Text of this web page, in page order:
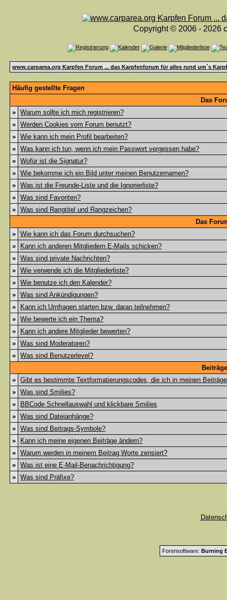
Copyright © 2006 - 2026
www.carparea.org Karpfen Forum ... das Karpfenforum für alles rund um`s
Häufig gestellte Fragen
Das
» Warum sollte ich mich registrieren?
» Werden Cookies vom Forum benutzt?
» Wie kann ich mein Profil bearbeiten?
» Was kann ich tun, wenn ich mein Passwort vergessen habe?
» Wofür ist die Signatur?
» Wie bekomme ich ein Bild unter meinen Benutzernamen?
» Was ist die Freunde-Liste und die Ignorierliste?
» Was sind Favoriten?
» Was sind Rangtitel und Rangzeichen?
Das
» Wie kann ich das Forum durchsuchen?
»
Kann ich anderen Mitgliedern E-Mails schicken?
» Was sind private Nachrichten?
» Wie verwende ich die Mitgliederliste?
» Wie benutze ich den Kalender?
» Was sind Ankündigungen?
»
Kann ich Umfragen starten bzw. daran teilnehmen?
» Wie bewerte ich ein Thema?
»
Kann ich andere Mitglieder bewerten?
» Was sind Moderatoren?
» Was sind Benutzerlevel?
» Gibt es bestimmte Textformatierungscodes, die ich in meinen
» Was sind Smilies?
»
BBCode Schnellauswahl und klickbare Smilies
» Was sind Dateianhänge?
» Was sind Beitrags-Symbole?
»
Kann ich meine eigenen Beiträge ändern?
» Warum werden in meinem Beitrag Worte zensiert?
» Was ist eine E-Mail-Benachrichtigung?
» Was sind Präfixe?
Forensoftware: Burning